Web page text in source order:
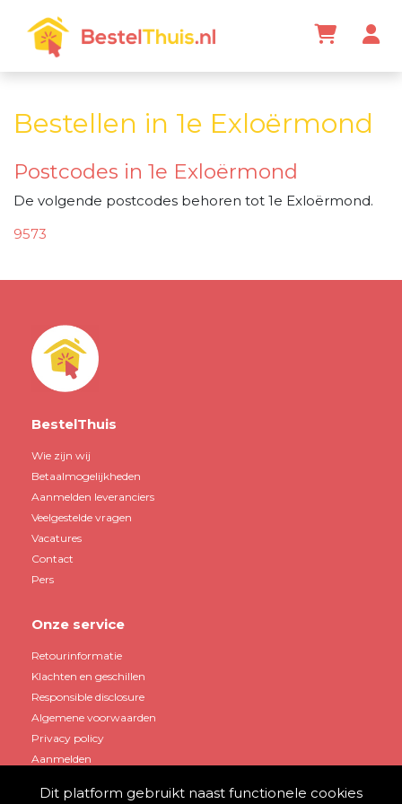
Bestellen in 1e Exloërmond
Postcodes in 1e Exloërmond
De volgende postcodes behoren tot 1e Exloërmond.
9573
BestelThuis
Wie zijn wij
Betaalmogelijkheden
Aanmelden leveranciers
Veelgestelde vragen
Vacatures
Contact
Pers
Onze service
Retourinformatie
Klachten en geschillen
Responsible disclosure
Algemene voorwaarden
Privacy policy
Aanmelden
Dit platform gebruikt naast functionele cookies